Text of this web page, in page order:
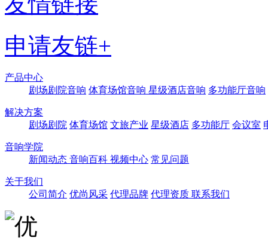
申请友链+
产品中心
剧场剧院音响 体育场馆音响 星级酒店音响 多功能厅音响
解决方案
剧场剧院 体育场馆 文旅产业 星级酒店 多功能厅 会议室
音响学院
新闻动态 音响百科 视频中心 常见问题
关于我们
公司简介 优尚风采 代理品牌 代理资质 联系我们